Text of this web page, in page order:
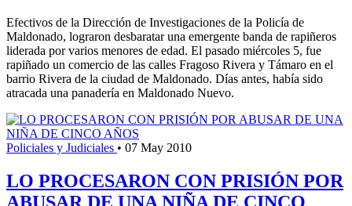
Efectivos de la Dirección de Investigaciones de la Policía de
Maldonado, lograron desbaratar una emergente banda de rapiñeros
liderada por varios menores de edad. El pasado miércoles 5, fue
rapiñado un comercio de las calles Fragoso Rivera y Támaro en el
barrio Rivera de la ciudad de Maldonado. Días antes, había sido
atracada una panadería en Maldonado Nuevo.
Policiales y Judiciales • 07 May 2010
LO PROCESARON CON PRISIÓN POR
ABUSAR DE UNA NIÑA DE CINCO